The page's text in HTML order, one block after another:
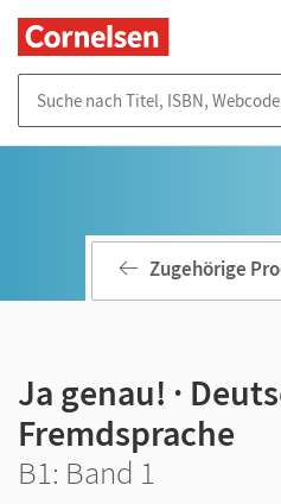
Zugehörige
Ja genau! ·
Fremdsprache
B1: Band 1